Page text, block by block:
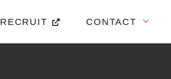
RECRUIT CONTACT